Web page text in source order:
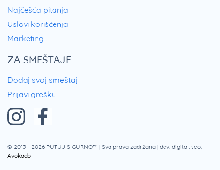
Najčešća pitanja
Uslovi korišćenja
Marketing
ZA SMEŠTAJE
Dodaj svoj smeštaj
Prijavi grešku
© 2015 - 2026 PUTUJ SIGURNO™ | Sva prava zadržana | dev, digital, seo:
Avokado